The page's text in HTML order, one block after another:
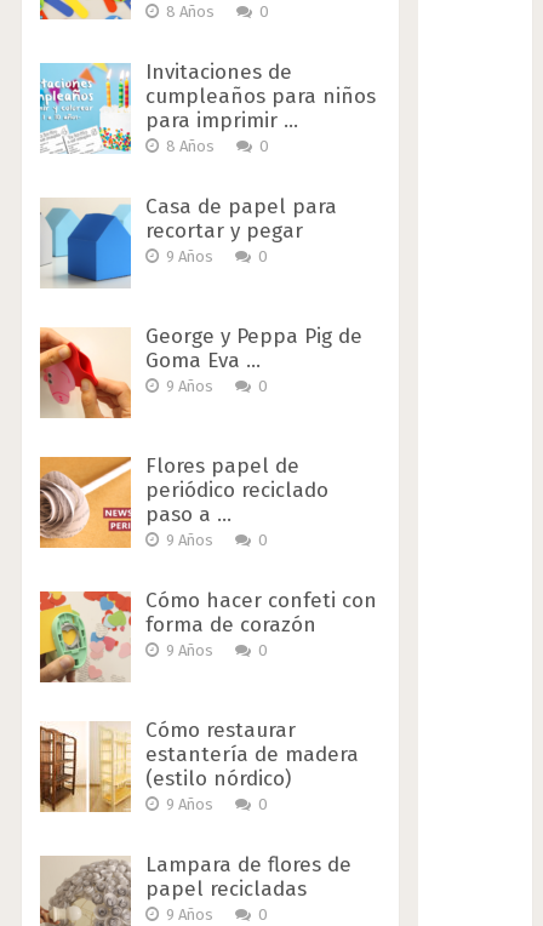
8 Años 0
Invitaciones de
cumpleaños para niños
para imprimir …
8 Años 0
Casa de papel para
recortar y pegar
9 Años 0
George y Peppa Pig de
Goma Eva …
9 Años 0
Flores papel de
periódico reciclado
paso a …
9 Años 0
Cómo hacer confeti con
forma de corazón
9 Años 0
Cómo restaurar
estantería de madera
(estilo nórdico)
9 Años 0
Lampara de flores de
papel recicladas
9 Años 0